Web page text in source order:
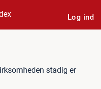
Log ind
stadig er